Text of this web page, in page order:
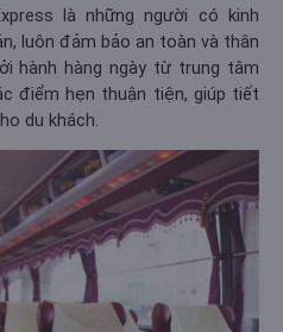
là những người có kinh
luôn đảm bảo an toàn và thân
hành hàng ngày từ trung tâm
điểm hẹn thuận tiện, giúp tiết
du khách.